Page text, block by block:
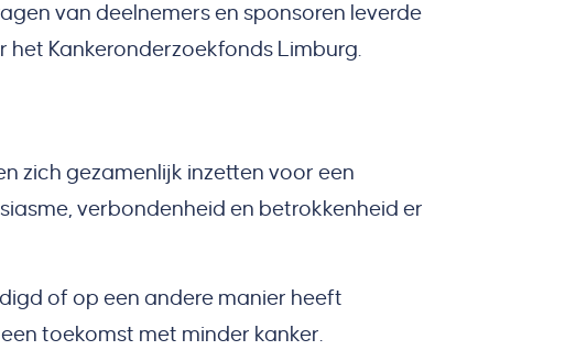
van deelnemers en sponsoren leverde
Kankeronderzoekfonds Limburg.
zich gezamenlijk inzetten voor een
verbondenheid en betrokkenheid er
of op een andere manier heeft
toekomst met minder kanker.